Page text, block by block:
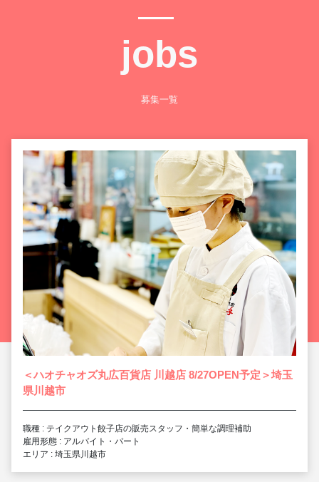
jobs
募集一覧
＜ハオチャオズ丸広百貨店 川越店 8/27OPEN予定＞埼玉
県川越市
職種 : テイクアウト餃子店の販売スタッフ・簡単な調理補助
雇用形態 : アルバイト・パート
エリア : 埼玉県川越市